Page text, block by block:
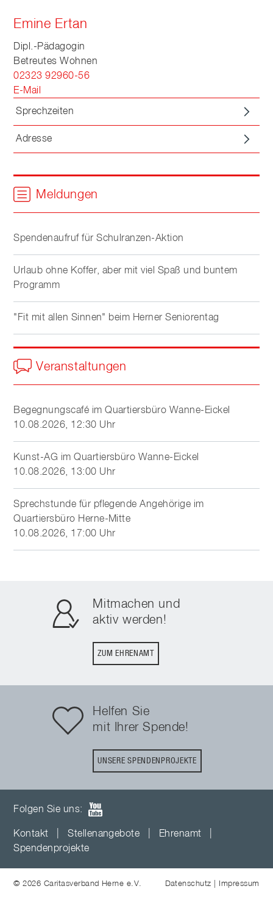
Emine Ertan
Dipl.-Pädagogin
Betreutes Wohnen
02323 92960-56
E-Mail
Sprechzeiten
Adresse
Meldungen
Spendenaufruf für Schulranzen-Aktion
Urlaub ohne Koffer, aber mit viel Spaß und buntem
Programm
"Fit mit allen Sinnen" beim Herner Seniorentag
Veranstaltungen
Begegnungscafé im Quartiersbüro Wanne-Eickel
10.08.2026, 12:30 Uhr
Kunst-AG im Quartiersbüro Wanne-Eickel
10.08.2026, 13:00 Uhr
Sprechstunde für pflegende Angehörige im
Quartiersbüro Herne-Mitte
10.08.2026, 17:00 Uhr
Mitmachen und
aktiv werden!
ZUM EHRENAMT
Helfen Sie
mit Ihrer Spende!
UNSERE SPENDENPROJEKTE
Folgen Sie uns:
Kontakt |Stellenangebote Ehrenamt
Spendenprojekte
© 2026 Caritasverband Herne e.V. Datenschutz Impressum